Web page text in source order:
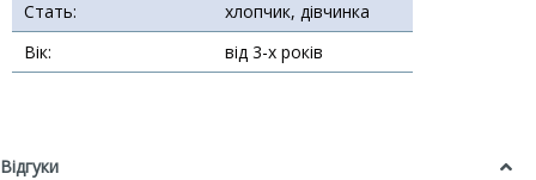
Стать:
хлопчик, дівчинка
Вік:
від 3-х років
Відгуки